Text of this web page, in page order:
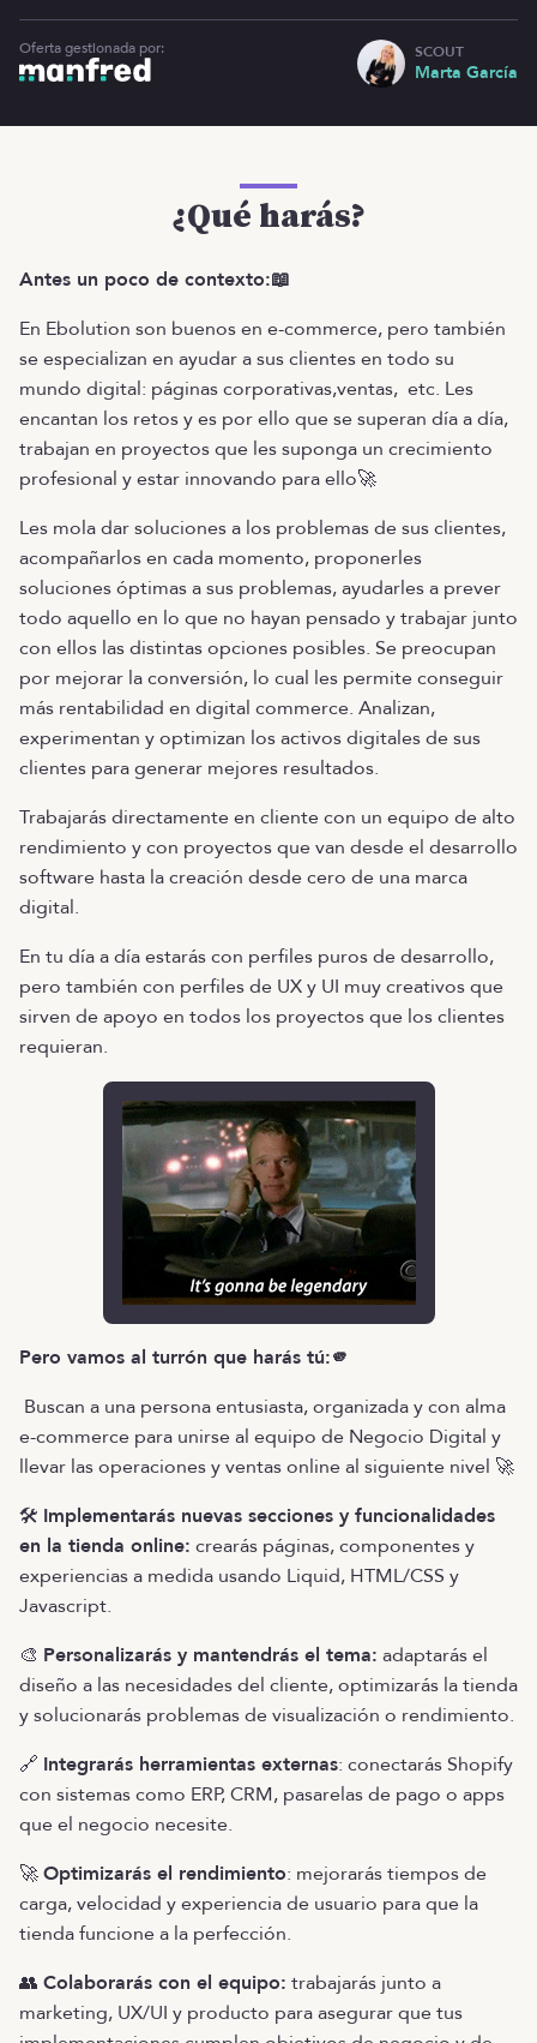
Oferta gestionada por: SCOUT
Marta García
¿Qué harás?
Antes un poco de contexto:📖
En Ebolution son buenos en e-commerce, pero también
se especializan en ayudar a sus clientes en todo su
mundo digital: páginas corporativas,ventas, etc. Les
encantan los retos y es por ello que se superan día a día,
trabajan en proyectos que les suponga un crecimiento
profesional y estar innovando para ello🚀
Les mola dar soluciones a los problemas de sus clientes,
acompañarlos en cada momento, proponerles
soluciones óptimas a sus problemas, ayudarles a prever
todo aquello en lo que no hayan pensado y trabajar junto
con ellos las distintas opciones posibles. Se preocupan
por mejorar la conversión, lo cual les permite conseguir
más rentabilidad en digital commerce. Analizan,
experimentan y optimizan los activos digitales de sus
clientes para generar mejores resultados.
Trabajarás directamente en cliente con un equipo de alto
rendimiento y con proyectos que van desde el desarrollo
software hasta la creación desde cero de una marca
digital.
En tu día a día estarás con perfiles puros de desarrollo,
pero también con perfiles de UX y UI muy creativos que
sirven de apoyo en todos los proyectos que los clientes
requieran.
Pero vamos al turrón que harás tú:🫵
Buscan a una persona entusiasta, organizada y con alma
e-commerce para unirse al equipo de Negocio Digital y
llevar las operaciones y ventas online al siguiente nivel 🚀
🛠️ Implementarás nuevas secciones y funcionalidades
en la tienda online: crearás páginas, componentes y
experiencias a medida usando Liquid, HTML/CSS y
Javascript.
🎨 Personalizarás y mantendrás el tema: adaptarás el
diseño a las necesidades del cliente, optimizarás la tienda
y solucionarás problemas de visualización o rendimiento.
🔗 Integrarás herramientas externas: conectarás Shopify
con sistemas como ERP, CRM, pasarelas de pago o apps
que el negocio necesite.
🚀Optimizarás el rendimiento: mejorarás tiempos de
carga, velocidad y experiencia de usuario para que la
tienda funcione a la perfección.
👥 Colaborarás con el equipo: trabajarás junto a
marketing, UX/UI y producto para asegurar que tus